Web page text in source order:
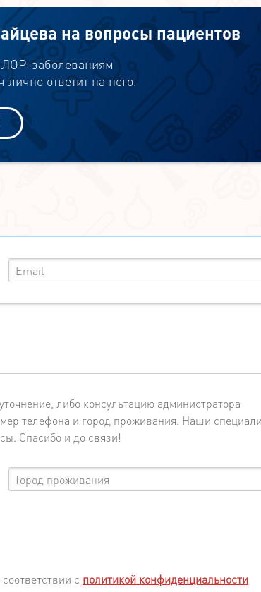
на вопросы пациентов
заболеваниям
ответит на него.
либо консультацию администратора
телефона и город проживания. Наши
Спасибо и до связи!
с политикой конфиденциальности